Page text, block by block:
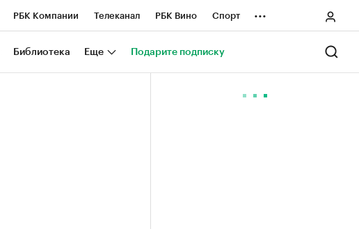
РБК Компании Телеканал РБК Вино Спорт
Национальные проекты Город
...
Библиотека Еще Подарите подписку